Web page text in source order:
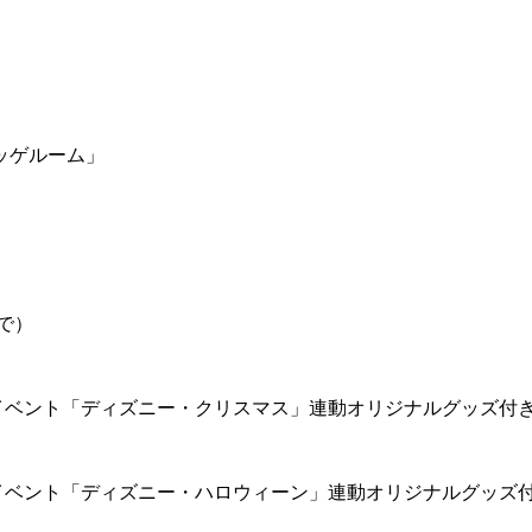
ルーム」
）
ント「ディズニー・クリスマス」連動オリジナルグッズ付
ント「ディズニー・ハロウィーン」連動オリジナルグッズ